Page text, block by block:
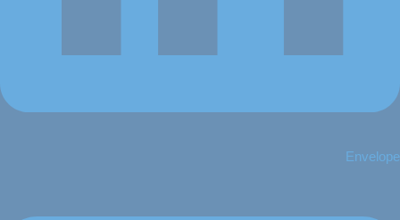
Envelope